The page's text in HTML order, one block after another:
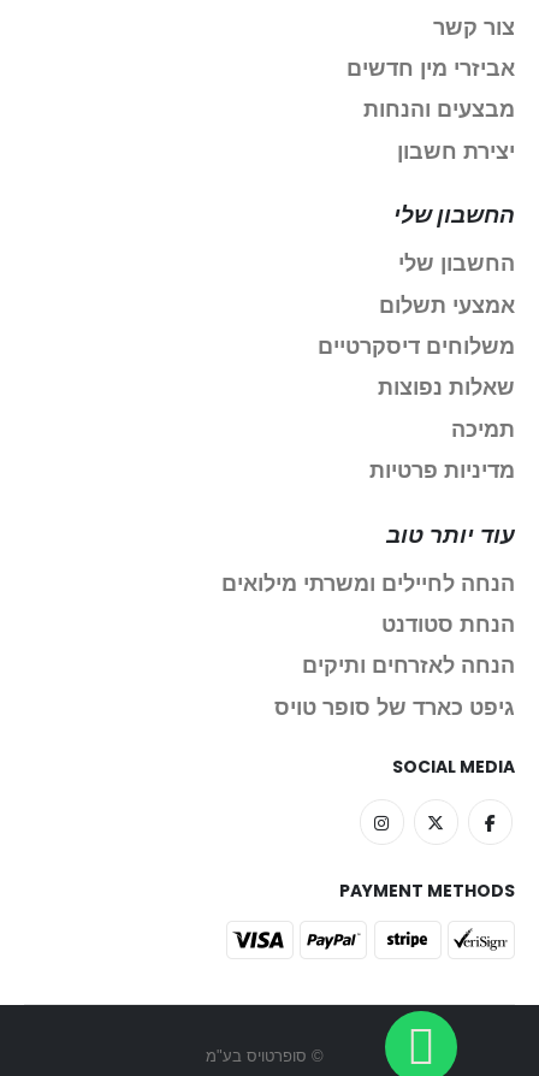
צור קשר
אביזרי מין חדשים
מבצעים והנחות
יצירת חשבון
החשבון שלי
החשבון שלי
אמצעי תשלום
משלוחים דיסקרטיים
שאלות נפוצות
תמיכה
מדיניות פרטיות
עוד יותר טוב
הנחה לחיילים ומשרתי מילואים
הנחת סטודנט
הנחה לאזרחים ותיקים
גיפט כארד של סופר טויס
SOCIAL MEDIA
PAYMENT METHODS
© סופרטויס בע"מ